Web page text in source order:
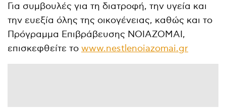
Για συμβουλές για τη διατροφή, την υγεία και
την ευεξία όλης της οικογένειας, καθώς και το
Πρόγραμμα Επιβράβευσης ΝΟΙΑΖΟΜΑΙ,
επισκεφθείτε τοwww.nestlenoiazomai.gr